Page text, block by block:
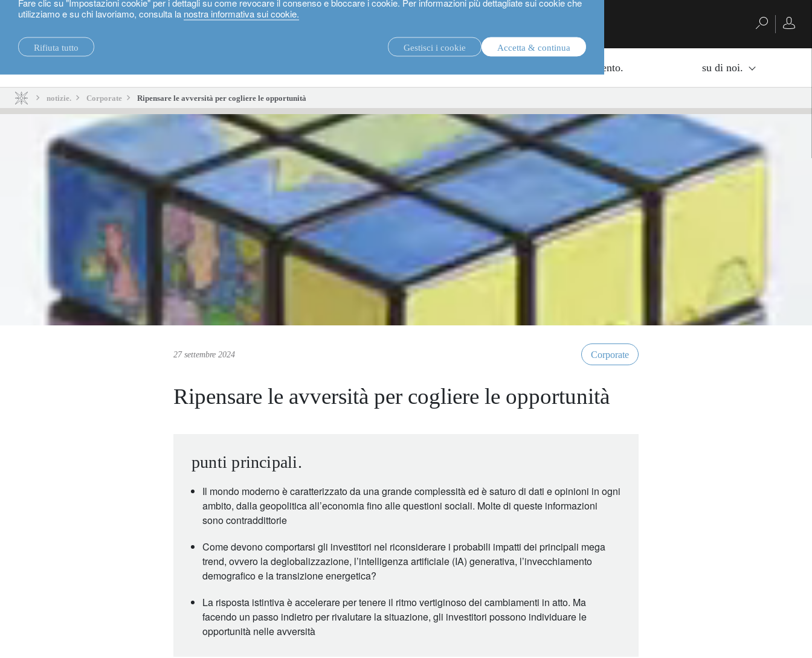
utilizziamo e su chi lavoriamo, consulta la nostra informativa sui cookie.
Rifiuta tutto Gestisci i cookie Accetta & continua
fondi di investimento. su di noi.
notizie. Corporate Ripensare le avversità per cogliere le opportunità
27 settembre 2024 Corporate
Ripensare le avversità per cogliere le opportunità
punti principali.
Il mondo moderno è caratterizzato da una grande complessità ed è saturo di dati e opinioni in ogni
ambito, dalla geopolitica all’economia fino alle questioni sociali. Molte di queste informazioni
sono contraddittorie
Come devono comportarsi gli investitori nel riconsiderare i probabili impatti dei principali mega
trend, ovvero la deglobalizzazione, l’intelligenza artificiale (IA) generativa, l’invecchiamento
demografico e la transizione energetica?
La risposta istintiva è accelerare per tenere il ritmo vertiginoso dei cambiamenti in atto. Ma
facendo un passo indietro per rivalutare la situazione, gli investitori possono individuare le
opportunità nelle avversità